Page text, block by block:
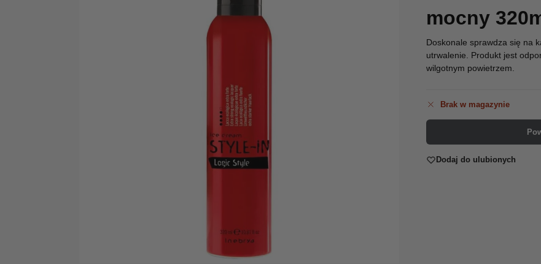
mocny
Doskonale sprawdza się na
utrwalenie. Produkt jest
wilgotnym powietrzem.
Brak w magazynie
Dodaj do ulubionych